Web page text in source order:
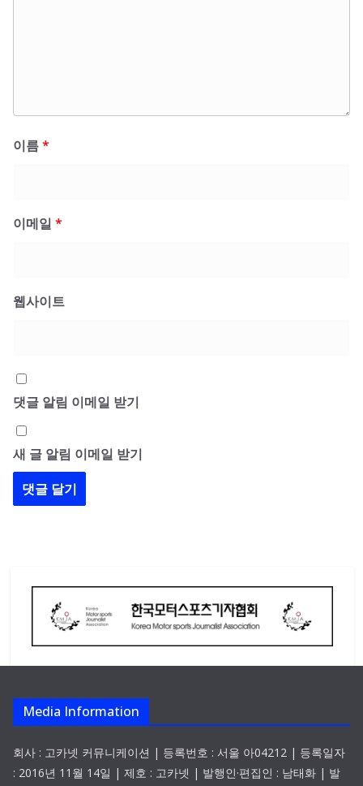
이름*
이메일 *
웹사이트
댓글 알림 이메일 받기
새 글 알림 이메일 받기
Media Information
회사 : 고카넷 커뮤니케이션 | 등록번호 : 서울 아04212 | 등록일자
: 2016년 11월 14일 | 제호 : 고카넷 | 발행인·편집인 : 남태화 | 발